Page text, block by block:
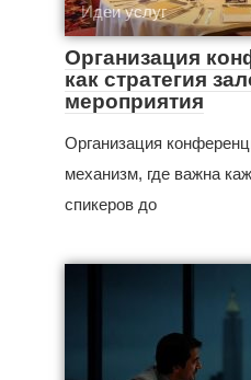
Идеи услуг
Организация
как стратегия
мероприятия
Организация
механизм, где важна
спикеров до